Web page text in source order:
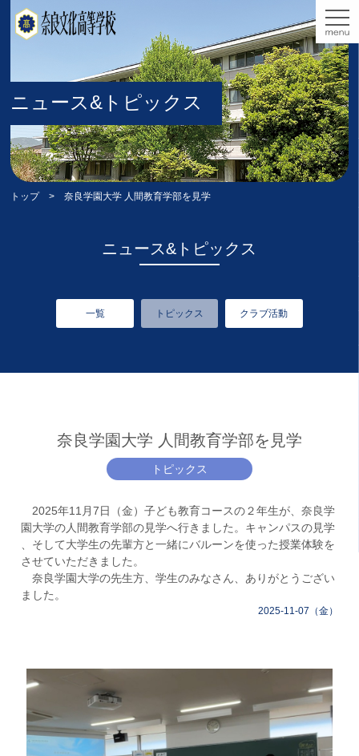
ニュース&トピックス
トップ> 奈良学園大学 人間教育学部を見学
ニュース&トピックス
一覧 トピックス クラブ活動
奈良学園大学 人間教育学部を見学
トピックス
2025年11月7日（金）子ども教育コースの２年生が、奈良学
園大学の人間教育学部の見学へ行きました。キャンパスの見学
、そして大学生の先輩方と一緒にバルーンを使った授業体験を
させていただきました。
奈良学園大学の先生方、学生のみなさん、ありがとうござい
ました。
2025-11-07（金）